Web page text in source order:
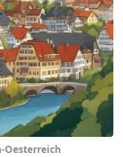
Oesterreich